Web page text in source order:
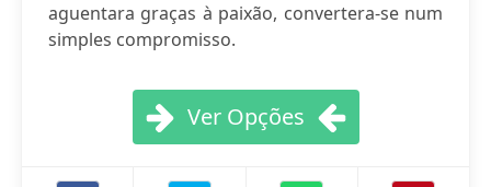
aguentara graças à paixão, convertera-se num
simples compromisso.
Ver Opções